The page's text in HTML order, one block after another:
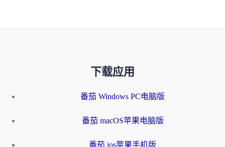
下载应用
番茄 Windows PC电脑版
番茄 macOS苹果电脑版
番茄 ios苹果手机版